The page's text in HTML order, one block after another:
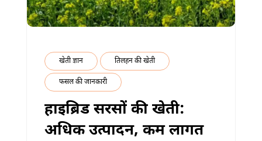
खेती ज्ञान तिलहन की खेती
फसल की जानकारी
हाइब्रिड सरसों की खेती:
अधिक उत्पादन, कम लागत